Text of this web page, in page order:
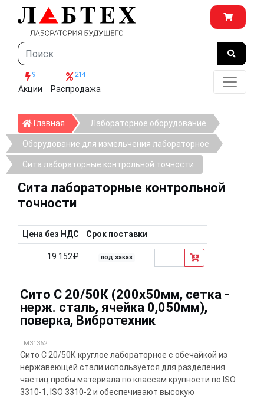
9
Акции
214
Распродажа
Главная ГлавнаяЛабораторное оборудование
Оборудование для измельчения лабораторное
Сита лабораторные контрольной точности
Сита лабораторные контрольной
точности
Цена без НДС Срок поставки
19 152₽ под заказ
Сито С 20/50К (200х50мм, сетка -
нерж. сталь, ячейка 0,050мм),
поверка, Вибротехник
LM31362
Сито С 20/50К круглое лабораторное с обечайкой из
нержавеющей стали используется для разделения
частиц пробы материала по классам крупности по ISO
3310-1, ISO 3310-2 и обеспечивают высокую